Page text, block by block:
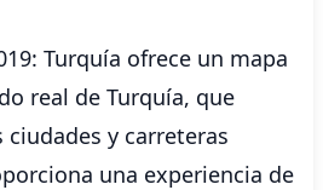
Turquía ofrece un mapa
real de Turquía, que
y carreteras
una experiencia de